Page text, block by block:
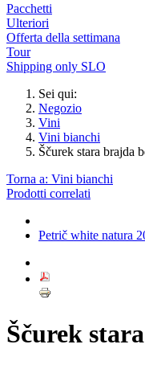
Pacchetti
Ulteriori
Offerta della settimana
Tour
Shipping only SLO
Sei qui:
Negozio
Vini
Vini bianchi
Ščurek stara brajda
Torna a: Vini bianchi
Prodotti correlati
Petrič white natura
Ščurek